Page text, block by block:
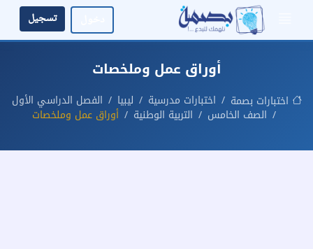
تسجيل
أوراق عمل وملخصات
اختبارات بصمة اختبارات مدرسية ليبيا
الفصل الدراسي الأول
الصف الخامس
التربية الوطنية أوراق عمل وملخصات